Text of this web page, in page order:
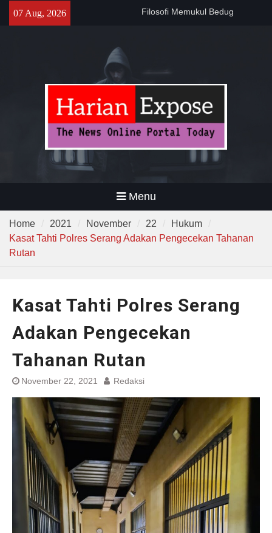
07 Aug, 2026
141 Tahun Stasiun Slawi : “Dari
Narkoba di Sekolah Kebayoran
Lama, DPR Minta Diusut
Tuntas
Filosofi Memukul Bedug
Sebelum Sholat Jum’at
Menu
Home 2021 November 22
Hukum
Kasat Tahti Polres Serang Adakan Pengecekan Tahanan
Rutan
Kasat Tahti Polres Serang
Adakan Pengecekan
Tahanan Rutan
November 22, 2021 Redaksi